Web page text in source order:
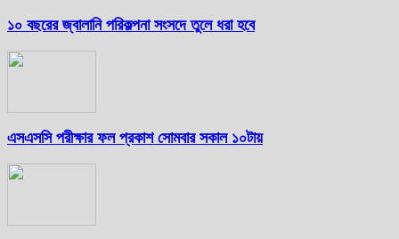
১০ বছরের জ্বালানি পরিকল্পনা সংসদে তুলে ধরা হবে
এসএসসি পরীক্ষার ফল প্রকাশ সোমবার সকাল ১০টায়